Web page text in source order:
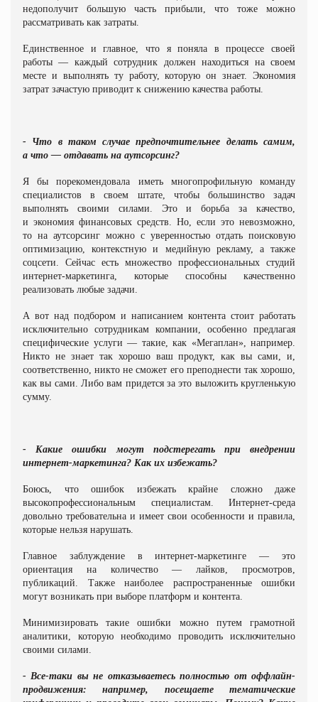
недополучит большую часть прибыли, что тоже можно
рассматривать как затраты.
Единственное и главное, что я поняла в процессе своей
работы — каждый сотрудник должен находиться на своем
месте и выполнять ту работу, которую он знает. Экономия
затрат зачастую приводит к снижению качества работы.
- Что в таком случае предпочтительнее делать самим,
а что — отдавать на аутсорсинг?
Я бы порекомендовала иметь многопрофильную команду
специалистов в своем штате, чтобы большинство задач
выполнять своими силами. Это и борьба за качество,
и экономия финансовых средств. Но, если это невозможно,
то на аутсорсинг можно с уверенностью отдать поисковую
оптимизацию, контекстную и медийную рекламу, а также
соцсети. Сейчас есть множество профессиональных студий
интернет-маркетинга, которые способны качественно
реализовать любые задачи.
А вот над подбором и написанием контента стоит работать
исключительно сотрудникам компании, особенно предлагая
специфические услуги — такие, как «Мегаплан», например.
Никто не знает так хорошо ваш продукт, как вы сами, и,
соответственно, никто не сможет его преподнести так хорошо,
как вы сами. Либо вам придется за это выложить кругленькую
сумму.
- Какие ошибки могут подстерегать при внедрении
интернет-маркетинга? Как их избежать?
Боюсь, что ошибок избежать крайне сложно даже
высокопрофессиональным специалистам. Интернет-среда
довольно требовательна и имеет свои особенности и правила,
которые нельзя нарушать.
Главное заблуждение в интернет-маркетинге — это
ориентация на количество — лайков, просмотров,
публикаций. Также наиболее распространенные ошибки
могут возникать при выборе платформ и контента.
Минимизировать такие ошибки можно путем грамотной
аналитики, которую необходимо проводить исключительно
своими силами.
- Все-таки вы не отказываетесь полностью от оффлайн-
продвижения: например, посещаете тематические